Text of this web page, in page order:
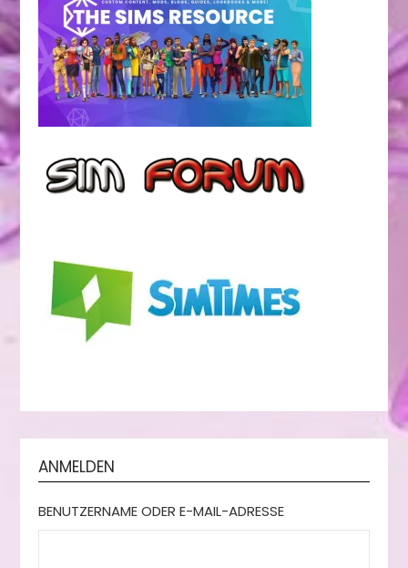
ANMELDEN
BENUTZERNAME ODER E-MAIL-ADRESSE